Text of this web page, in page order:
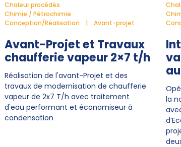
Chaleur procédés
Chimie / Pétrochimie
Conception/Réalisation
Avant-projet
Avant-Projet et Travaux
chaufferie vapeur 2×7 t/h
Réalisation de l'avant-Projet et des
travaux de modernisation de chaufferie
vapeur de 2x7 T/h avec traitement
d'eau performant et économiseur à
condensation
la